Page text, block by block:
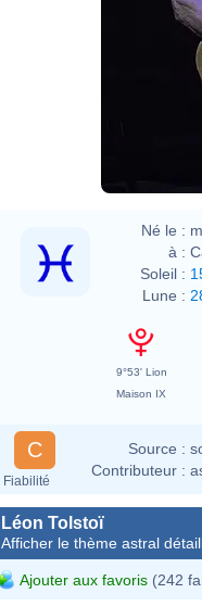
Né le :
à :
Soleil :
Lune :
9°53' Lion
Maison IX
C
Fiabilité
Source :
Contributeur :
Léon Tolstoï
Afficher le thème astral
Ajouter aux favoris (242